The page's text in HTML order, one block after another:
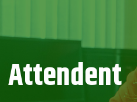
Attendent